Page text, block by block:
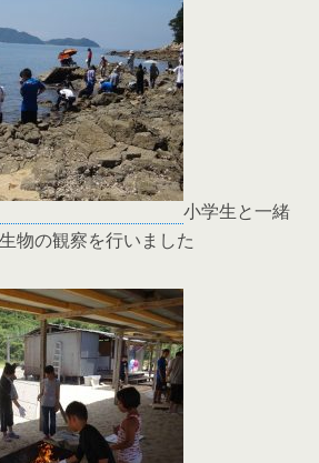
小学生と一緒
物の観察を行いました